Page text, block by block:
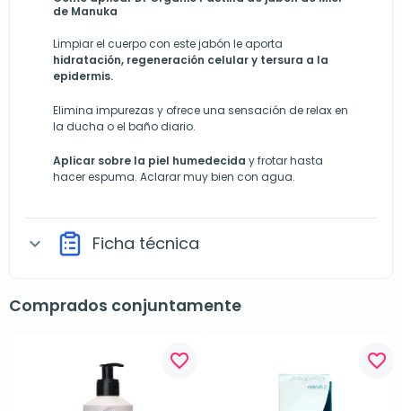
de Manuka
Limpiar el cuerpo con este jabón le aporta
hidratación, regeneración celular y tersura a la
epidermis.
Elimina impurezas y ofrece una sensación de relax en
la ducha o el baño diario.
Aplicar sobre la piel humedecida y frotar hasta
hacer espuma. Aclarar muy bien con agua.
expand_more Ficha técnica
Comprados conjuntamente
favorite_border favorite_border